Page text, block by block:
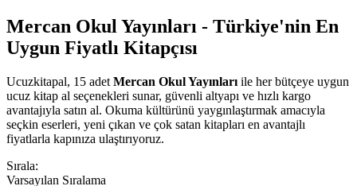
Mercan Okul Yayınları - Türkiye'nin En
Uygun Fiyatlı Kitapçısı
Ucuzkitapal, 15 adet Mercan Okul Yayınları ile her bütçeye uygun
ucuz kitap al seçenekleri sunar, güvenli altyapı ve hızlı kargo
avantajıyla satın al. Okuma kültürünü yaygınlaştırmak amacıyla
seçkin eserleri, yeni çıkan ve çok satan kitapları en avantajlı
fiyatlarla kapınıza ulaştırıyoruz.
Sırala:
Varsayılan Sıralama